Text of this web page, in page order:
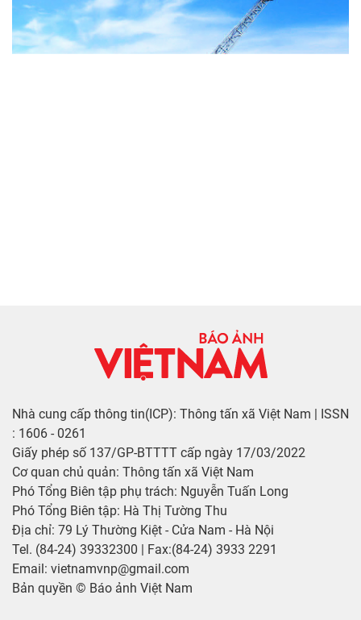
Nhà cung cấp thông tin(ICP): Thông tấn xã Việt Nam | ISSN
: 1606 - 0261
Giấy phép số 137/GP-BTTTT cấp ngày 17/03/2022
Cơ quan chủ quản: Thông tấn xã Việt Nam
Phó Tổng Biên tập phụ trách: Nguyễn Tuấn Long
Phó Tổng Biên tập: Hà Thị Tường Thu
Địa chỉ: 79 Lý Thường Kiệt - Cửa Nam - Hà Nội
Tel. (84-24) 39332300 | Fax:(84-24) 3933 2291
Email: vietnamvnp@gmail.com
Bản quyền © Báo ảnh Việt Nam